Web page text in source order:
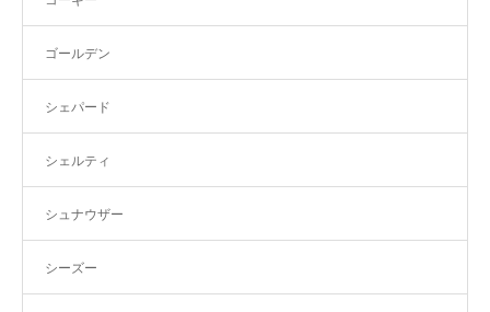
ゴールデン
シェパード
シェルティ
シュナウザー
シーズー